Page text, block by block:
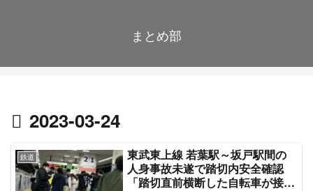
まとめ部
2023-03-24
鉄道
東武東上線 若葉駅～坂戸駅間の
人身事故未遂で踏切内安全確認
「踏切直前横断した自転車が接近